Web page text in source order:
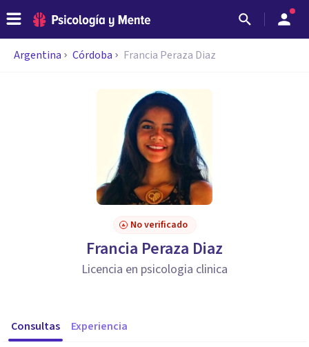
Argentina Córdoba Francia Peraza Diaz
No verificado
Francia Peraza Diaz
Licencia en psicologia clinica
Consultas Experiencia